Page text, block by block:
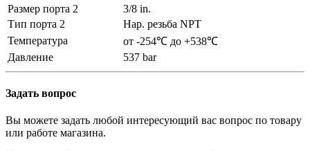
Размер порта 2
3/8 in.
Тип порта 2
Нар. резьба NPT
Температура
от -254℃ до +538℃
Давление
537 bar
Задать вопрос
Вы можете задать любой интересующий вас вопрос по товару
или работе магазина.